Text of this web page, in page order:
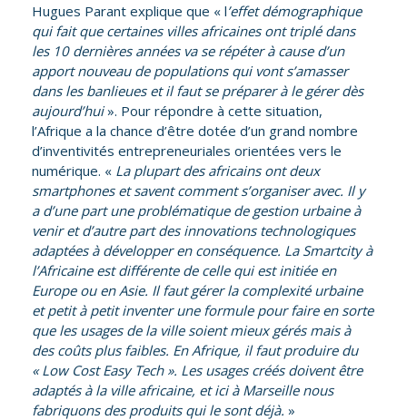
Hugues Parant explique que « l’effet démographique
qui fait que certaines villes africaines ont triplé dans
les 10 dernières années va se répéter à cause d’un
apport nouveau de populations qui vont s’amasser
dans les banlieues et il faut se préparer à le gérer dès
aujourd’hui». Pour répondre à cette situation,
l’Afrique a la chance d’être dotée d’un grand nombre
d’inventivités entrepreneuriales orientées vers le
numérique. « La plupart des africains ont deux
smartphones et savent comment s’organiser avec. Il y
a d’une part une problématique de gestion urbaine à
venir et d’autre part des innovations technologiques
adaptées à développer en conséquence. La Smartcity à
l’Africaine est différente de celle qui est initiée en
Europe ou en Asie. Il faut gérer la complexité urbaine
et petit à petit inventer une formule pour faire en sorte
que les usages de la ville soient mieux gérés mais à
des coûts plus faibles. En Afrique, il faut produire du
« Low Cost Easy Tech ». Les usages créés doivent être
adaptés à la ville africaine, et ici à Marseille nous
fabriquons des produits qui le sont déjà. »